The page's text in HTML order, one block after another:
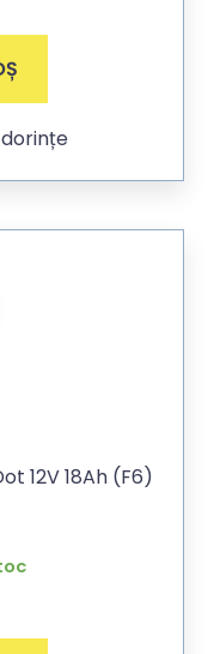
12V 18Ah (F6)